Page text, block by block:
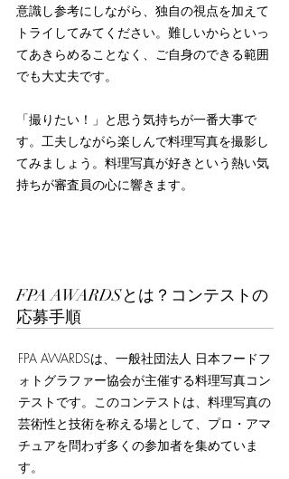
意識し参考にしながら、独自の視点を加えて
トライしてみてください。難しいからといっ
てあきらめることなく、ご自身のできる範囲
でも大丈夫です。
「撮りたい！」と思う気持ちが一番大事で
す。工夫しながら楽しんで料理写真を撮影し
てみましょう。料理写真が好きという熱い気
持ちが審査員の心に響きます。
FPA AWARDSとは？コンテストの
応募手順
FPA AWARDSは、一般社団法人 日本フードフ
ォトグラファー協会が主催する料理写真コン
テストです。このコンテストは、料理写真の
芸術性と技術を称える場として、プロ・アマ
チュアを問わず多くの参加者を集めていま
す。